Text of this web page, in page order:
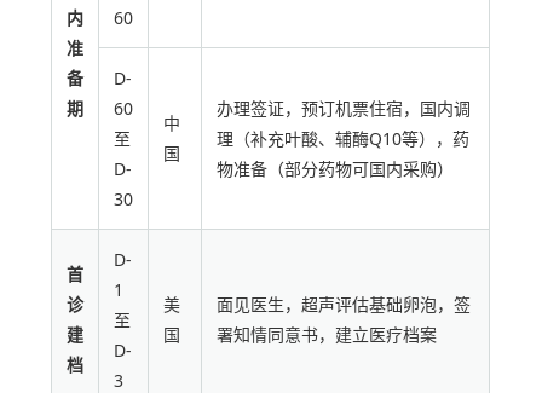
内
准
备
期
60
D-
60
至
D-
30
中
国
办理签证，预订机票住宿，国内调
理（补充叶酸、辅酶Q10等），药
物准备（部分药物可国内采购）
首
诊
建
档
D-
1
至
D-
3
美
国
面见医生，超声评估基础卵泡，签
署知情同意书，建立医疗档案